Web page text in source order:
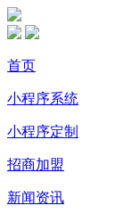
首页
小程序系统
小程序定制
招商加盟
新闻资讯